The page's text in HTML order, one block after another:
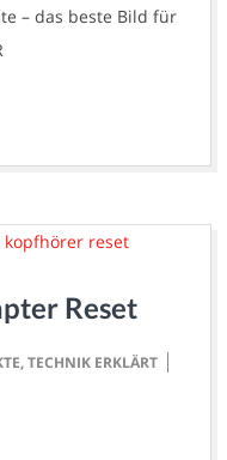
– das beste Bild für
Reset
,TECHNIK ERKLÄRT